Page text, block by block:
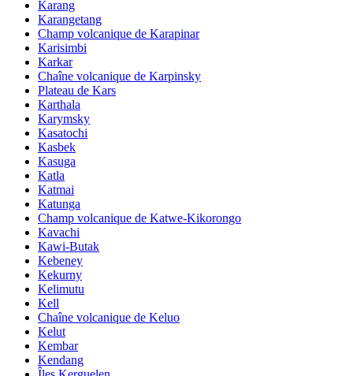
Karang
Karangetang
Champ volcanique de Karapinar
Karisimbi
Karkar
Chaîne volcanique de Karpinsky
Plateau de Kars
Karthala
Karymsky
Kasatochi
Kasbek
Kasuga
Katla
Katmai
Katunga
Champ volcanique de Katwe-Kikorongo
Kavachi
Kawi-Butak
Kebeney
Kekurny
Kelimutu
Kell
Chaîne volcanique de Keluo
Kelut
Kembar
Kendang